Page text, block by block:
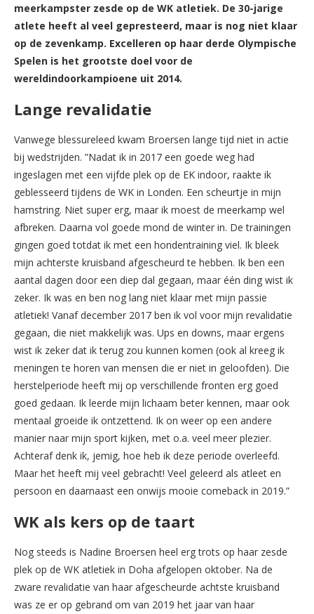
meerkampster zesde op de WK atletiek. De 30-jarige
atlete heeft al veel gepresteerd, maar is nog niet klaar
op de zevenkamp. Excelleren op haar derde Olympische
Spelen is het grootste doel voor de
wereldindoorkampioene uit 2014.
Lange revalidatie
Vanwege blessureleed kwam Broersen lange tijd niet in actie
bij wedstrijden. ”Nadat ik in 2017 een goede weg had
ingeslagen met een vijfde plek op de EK indoor, raakte ik
geblesseerd tijdens de WK in Londen. Een scheurtje in mijn
hamstring. Niet super erg, maar ik moest de meerkamp wel
afbreken. Daarna vol goede mond de winter in. De trainingen
gingen goed totdat ik met een hondentraining viel. Ik bleek
mijn achterste kruisband afgescheurd te hebben. Ik ben een
aantal dagen door een diep dal gegaan, maar één ding wist ik
zeker. Ik was en ben nog lang niet klaar met mijn passie
atletiek! Vanaf december 2017 ben ik vol voor mijn revalidatie
gegaan, die niet makkelijk was. Ups en downs, maar ergens
wist ik zeker dat ik terug zou kunnen komen (ook al kreeg ik
meningen te horen van mensen die er niet in geloofden). Die
herstelperiode heeft mij op verschillende fronten erg goed
goed gedaan. Ik leerde mijn lichaam beter kennen, maar ook
mentaal groeide ik ontzettend. Ik on weer op een andere
manier naar mijn sport kijken, met o.a. veel meer plezier.
Achteraf denk ik, jemig, hoe heb ik deze periode overleefd.
Maar het heeft mij veel gebracht! Veel geleerd als atleet en
persoon en daarnaast een onwijs mooie comeback in 2019.”
WK als kers op de taart
Nog steeds is Nadine Broersen heel erg trots op haar zesde
plek op de WK atletiek in Doha afgelopen oktober. Na de
zware revalidatie van haar afgescheurde achtste kruisband
was ze er op gebrand om van 2019 het jaar van haar